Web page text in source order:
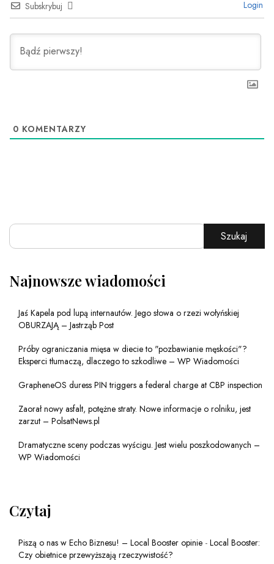
Subskrybuj Login
0 KOMENTARZY
Szukaj
Najnowsze wiadomości
Jaś Kapela pod lupą internautów. Jego słowa o rzezi wołyńskiej
OBURZAJĄ – Jastrząb Post
Próby ograniczania mięsa w diecie to "pozbawianie męskości"?
Eksperci tłumaczą, dlaczego to szkodliwe – WP Wiadomości
GrapheneOS duress PIN triggers a federal charge at CBP inspection
Zaorał nowy asfalt, potężne straty. Nowe informacje o rolniku, jest
zarzut – PolsatNews.pl
Dramatyczne sceny podczas wyścigu. Jest wielu poszkodowanych –
WP Wiadomości
Czytaj
Piszą o nas w Echo Biznesu! – Local Booster opinie - Local Booster:
Czy obietnice przewyższają rzeczywistość?